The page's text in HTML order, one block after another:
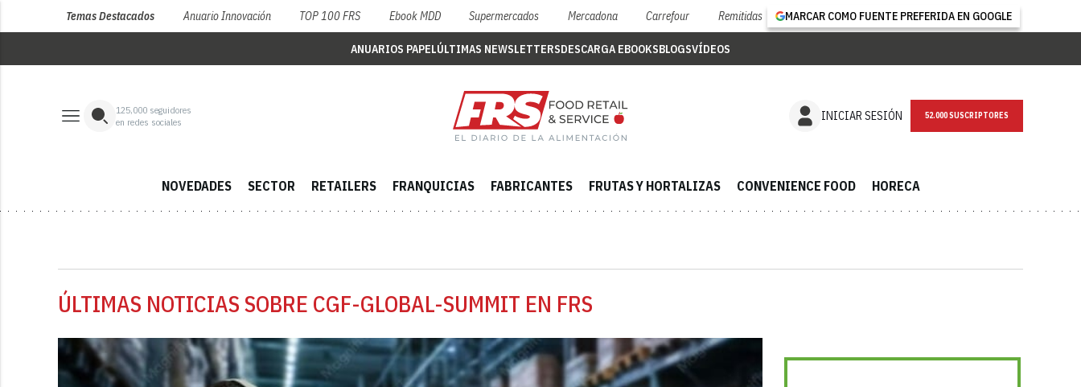
Temas Destacados Anuario Innovación TOP 100 FRS Ebook MDD Supermercados Mercadona Carrefour Remitidas MARCAR COMO FUENTE PREFERIDA EN GOOGLE
ANUARIOS PAPELÚLTIMAS NEWSLETTERSDESCARGA EBOOKSBLOGSVÍDEOS
125,000 seguidores
en redes sociales
INICIAR SESIÓN NEWSLETTER
NOVEDADES SECTOR RETAILERS FRANQUICIAS FABRICANTES FRUTAS Y HORTALIZAS CONVENIENCE FOOD HORECA
ÚLTIMAS NOTICIAS SOBRE CGF-GLOBAL-SUMMIT EN FRS